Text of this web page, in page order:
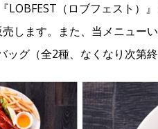
LOBFEST（ロブフェスト）
します。また、当メニュー
ッグ（全2種、なくなり次第